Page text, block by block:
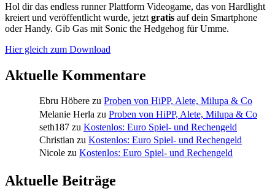
Hol dir das endless runner Plattform Videogame, das von Hardlight
kreiert und veröffentlicht wurde, jetzt gratis auf dein Smartphone
oder Handy. Gib Gas mit Sonic the Hedgehog für Umme.
Hier gleich zum Download
Aktuelle Kommentare
Ebru Höbere zu Proben von HiPP, Alete, Milupa & Co
Melanie Herla zu Proben von HiPP, Alete, Milupa & Co
seth187 zu Kostenlos: Euro Spiel- und Rechengeld
Christian zu Kostenlos: Euro Spiel- und Rechengeld
Nicole zu Kostenlos: Euro Spiel- und Rechengeld
Aktuelle Beiträge